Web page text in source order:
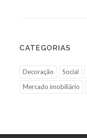
CATEGORIAS
Decoração Social
Mercado imobiliário